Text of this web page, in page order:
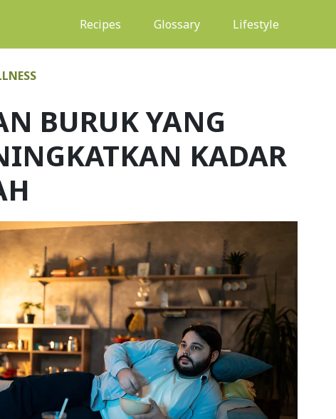
Recipes (current)Glossary Lifestyle
BURUK YANG
KADAR